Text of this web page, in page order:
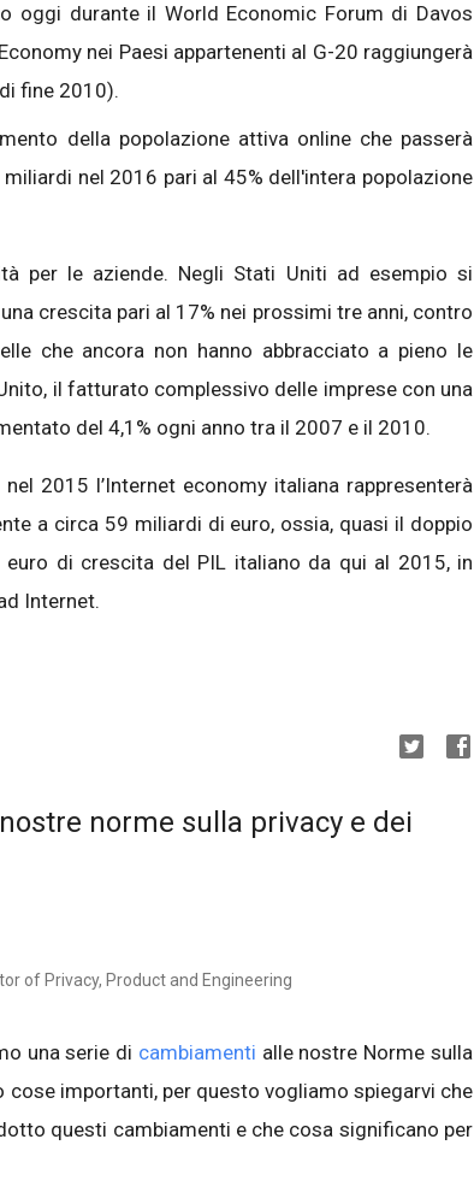
oggi durante il World Economic Forum di Davos
nei Paesi appartenenti al G-20 raggiungerà
fine 2010).
della popolazione attiva online che passerà
nel 2016 pari al 45% dell'intera popolazione
per le aziende. Negli Stati Uniti ad esempio si
crescita pari al 17% nei prossimi tre anni, contro
che ancora non hanno abbracciato a pieno le
il fatturato complessivo delle imprese con una
del 4,1% ogni anno tra il 2007 e il 2010.
nel 2015 l’Internet economy italiana rappresenterà
a circa 59 miliardi di euro, ossia, quasi il doppio
di crescita del PIL italiano da qui al 2015, in
Internet.
norme sulla privacy e dei
of Privacy, Product and Engineering
una serie di cambiamenti alle nostre Norme sulla
cose importanti, per questo vogliamo spiegarvi che
questi cambiamenti e che cosa significano per